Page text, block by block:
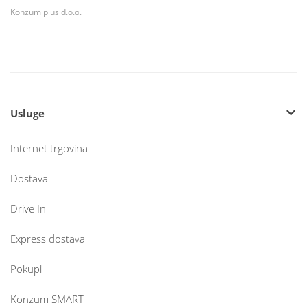
Konzum plus d.o.o.
Usluge
Internet trgovina
Dostava
Drive In
Express dostava
Pokupi
Konzum SMART